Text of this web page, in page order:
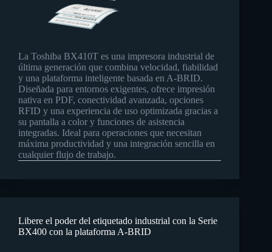
La Toshiba BX410T es una impresora industrial de
última generación que combina velocidad, fiabilidad
y una plataforma inteligente basada en A‑BRID.
Diseñada para entornos exigentes, ofrece impresión
nativa en PDF, conectividad avanzada, opciones
RFID y una experiencia de uso optimizada gracias a
su pantalla a color y funciones de asistencia
integradas. Ideal para operaciones que necesitan
máxima productividad y una integración sencilla en
cualquier flujo de trabajo.
Libere el poder del etiquetado industrial con la Serie
BX400 con la plataforma A-BRID